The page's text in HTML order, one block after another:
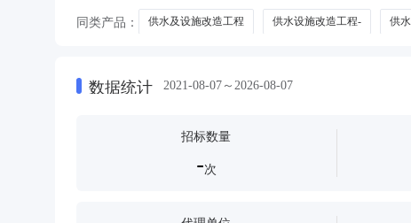
同类产品： 供水及设施改造工程 供水设施改造工程- 供
数据统计 2021-08-07～2026-08-07
招标数量
-次